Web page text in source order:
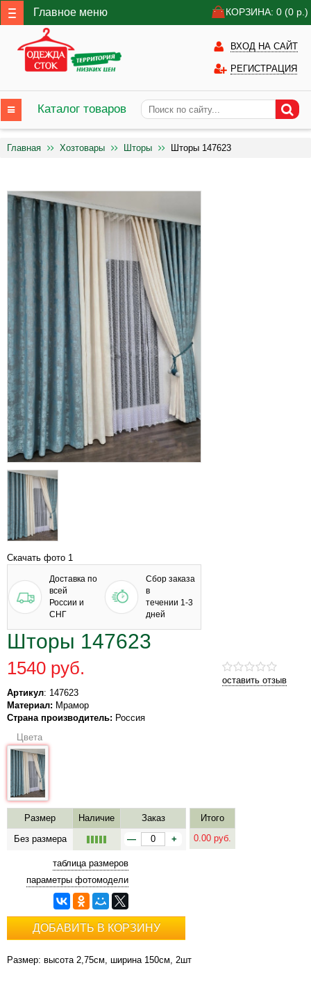
Главное меню КОРЗИНА: 0 (0 р.)
ВХОД НА САЙТ
РЕГИСТРАЦИЯ
Каталог товаров
Главная Хозтовары Шторы Шторы 147623
Скачать фото 1
Доставка по
всей
России и
СНГ
Сбор заказа
в
течении 1-3
дней
Шторы 147623
оставить отзыв
1540 руб.
Артикул: 147623
Материал: Мрамор
Страна производитель: Россия
Цвета
Размер Наличие
Заказ
Без размера
— +
Итого
0.00 руб.
таблица размеров
параметры фотомодели
ДОБАВИТЬ В КОРЗИНУ
Размер: высота 2,75см, ширина 150см, 2шт